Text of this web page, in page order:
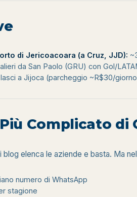
di Jericoacoara (a Cruz, JJD):
da San Paolo (GRU) con Gol/
a Jijoca (parcheggio ~R$30/
Complicato di
blog elenca le aziende e basta. Ma
numero di WhatsApp
stagione